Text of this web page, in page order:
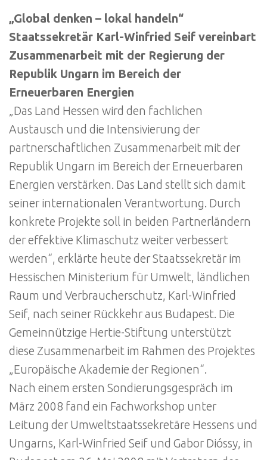
„Global denken – lokal handeln“
Staatssekretär Karl-Winfried Seif vereinbart
Zusammenarbeit mit der Regierung der
Republik Ungarn im Bereich der
Erneuerbaren Energien
„Das Land Hessen wird den fachlichen
Austausch und die Intensivierung der
partnerschaftlichen Zusammenarbeit mit der
Republik Ungarn im Bereich der Erneuerbaren
Energien verstärken. Das Land stellt sich damit
seiner internationalen Verantwortung. Durch
konkrete Projekte soll in beiden Partnerländern
der effektive Klimaschutz weiter verbessert
werden“, erklärte heute der Staatssekretär im
Hessischen Ministerium für Umwelt, ländlichen
Raum und Verbraucherschutz, Karl-Winfried
Seif, nach seiner Rückkehr aus Budapest. Die
Gemeinnützige Hertie-Stiftung unterstützt
diese Zusammenarbeit im Rahmen des Projektes
„Europäische Akademie der Regionen“.
Nach einem ersten Sondierungsgespräch im
März 2008 fand ein Fachworkshop unter
Leitung der Umweltstaatssekretäre Hessens und
Ungarns, Karl-Winfried Seif und Gabor Dióssy, in